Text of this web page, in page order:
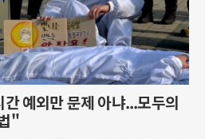
예외만 문제 아냐...모두의
"